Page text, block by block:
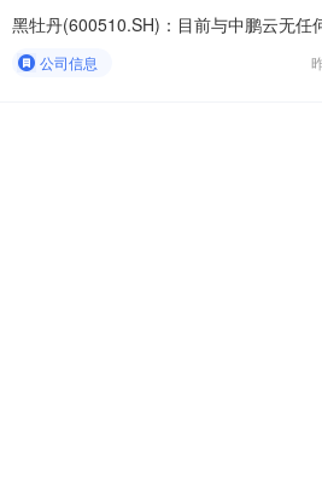
黑牡丹(600510.SH)：目前与中鹏云无任
公司信息